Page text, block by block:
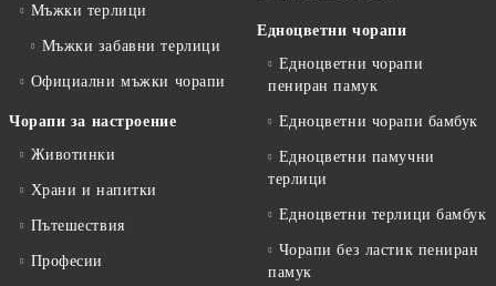
Мъжки терлици
Мъжки забавни терлици
Официални мъжки чорапи
Чорапи за настроение
Животинки
Храни и напитки
Пътешествия
Професии
Едноцветни чорапи
Едноцветни чорапи
пениран памук
Едноцветни чорапи бамбук
Едноцветни памучни
терлици
Едноцветни терлици бамбук
Чорапи без ластик пениран
памук